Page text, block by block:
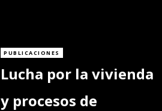
PUBLICACIONES
Lucha por la vivienda
y procesos de